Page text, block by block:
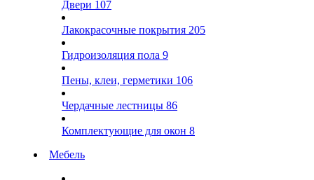
Двери 107
Лакокрасочные покрытия 205
Гидроизоляция пола 9
Пены, клеи, герметики 106
Чердачные лестницы 86
Комплектующие для окон 8
Мебель